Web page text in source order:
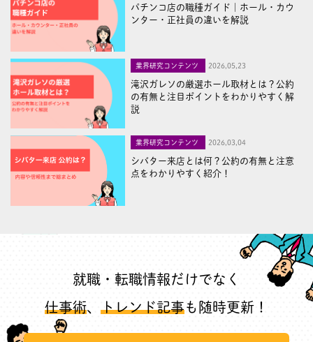
パチンコ店の職種ガイド｜ホール・カウ
ンター・正社員の違いを解説
業界研究コンテンツ 2026,05,23
滝沢ガレソの厳選ホール取材とは？公約
の有無と注目ポイントをわかりやすく解
説
業界研究コンテンツ 2026,03,04
シバター来店とは何？公約の有無と注意
点をわかりやすく紹介！
就職・転職情報だけでなく
仕事術、 トレンド記事も随時更新！